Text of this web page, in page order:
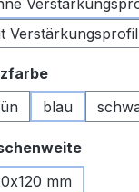
Verstärkungsprofil
auswählen
blau
mm